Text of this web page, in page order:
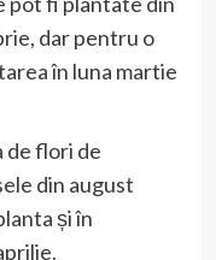
dar pentru o
în luna martie
flori de
din august
și în